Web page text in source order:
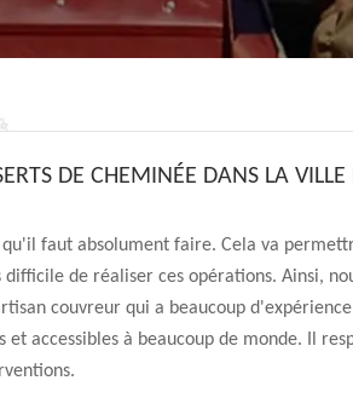
DE CHEMINÉE DANS LA VILLE
qu'il faut absolument faire. Cela va
de réaliser ces opérations. Ainsi,
couvreur qui a beaucoup
accessibles à beaucoup de monde. Il